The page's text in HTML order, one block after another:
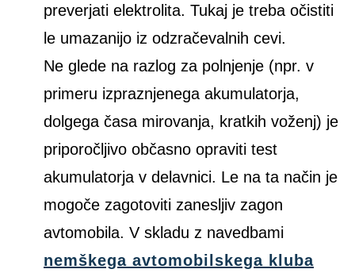
preverjati elektrolita. Tukaj je treba očistiti
le umazanijo iz odzračevalnih cevi.
Ne glede na razlog za polnjenje (npr. v
primeru izpraznjenega akumulatorja,
dolgega časa mirovanja, kratkih voženj) je
priporočljivo občasno opraviti test
akumulatorja v delavnici. Le na ta način je
mogoče zagotoviti zanesljiv zagon
avtomobila. V skladu z navedbami
nemškega avtomobilskega kluba